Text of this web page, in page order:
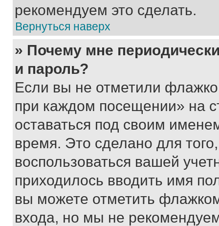
рекомендуем это сделать.
Вернуться наверх
» Почему мне
и пароль?
Если вы не отметили
при каждом посещении» на
оставаться под своим
время. Это сделано для
воспользоваться вашей
приходилось вводить имя
вы можете отметить
входа, но мы не